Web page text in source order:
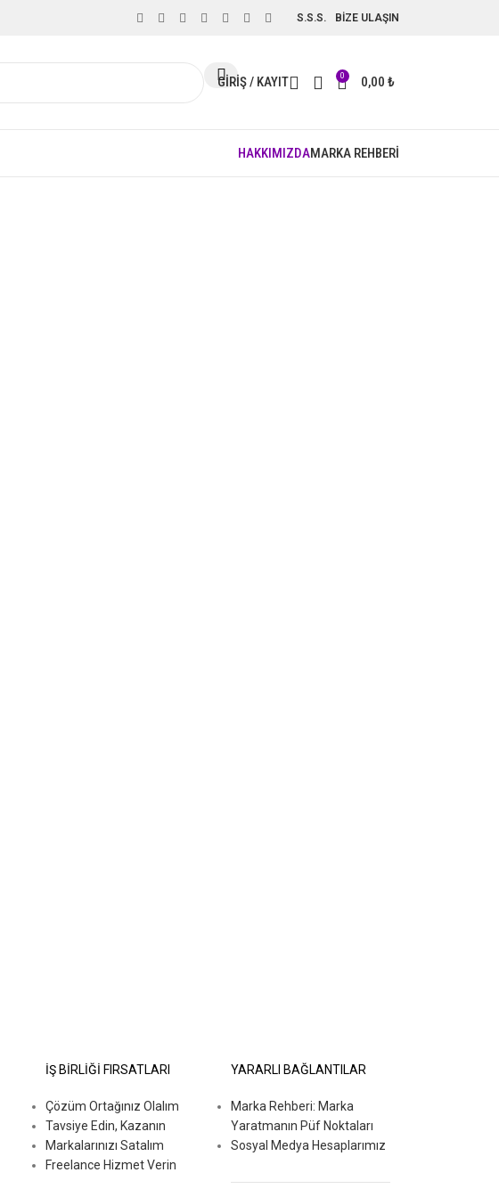
S.S.S. BİZE ULAŞIN
GIRIŞ / KAYIT 0 0,00 ₺
HAKKIMIZDAMARKA REHBERİ
İŞ BİRLİĞİ FIRSATLARI
Çözüm Ortağınız Olalım
Tavsiye Edin, Kazanın
Markalarınızı Satalım
Freelance Hizmet Verin
YARARLI BAĞLANTILAR
Marka Rehberi: Marka
Yaratmanın Püf Noktaları
Sosyal Medya Hesaplarımız